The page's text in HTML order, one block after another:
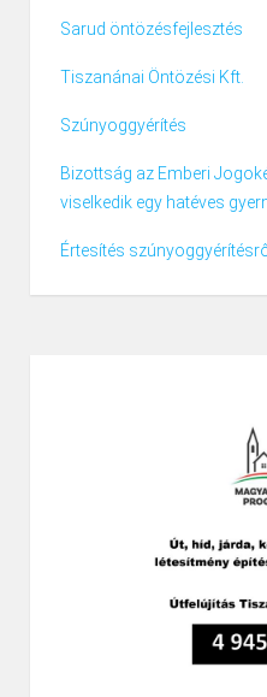
Sarud öntözésfejlesztés
Tiszanánai Öntözési Kft.
Szúnyoggyérítés
Bizottság az Emberi
viselkedik egy hatéves
Értesítés